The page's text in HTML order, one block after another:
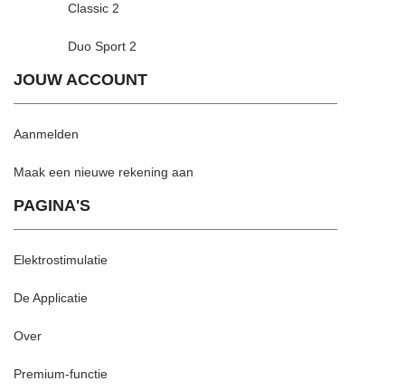
Classic 2
Duo Sport 2
JOUW ACCOUNT
Aanmelden
Maak een nieuwe rekening aan
PAGINA'S
Elektrostimulatie
De Applicatie
Over
Premium-functie